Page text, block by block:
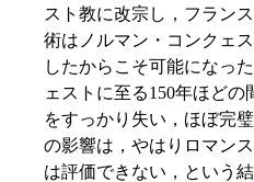
スト教に改宗し，フラン
術はノルマン・コンクェ
したからこそ可能になっ
ェストに至る150年ほど
をすっかり失い，ほぼ完
の影響は，やはりロマン
は評価できない，という